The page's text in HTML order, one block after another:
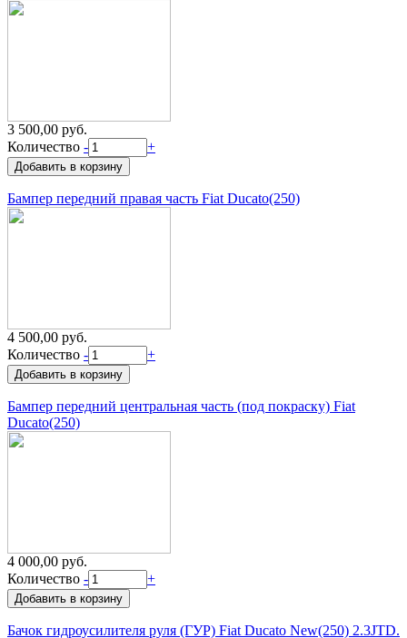
3 500,00 руб.
Количество - +
Бампер передний правая часть Fiat Ducato(250)
4 500,00 руб.
Количество - +
Бампер передний центральная часть (под покраску) Fiat
Ducato(250)
4 000,00 руб.
Количество - +
Бачок гидроусилителя руля (ГУР) Fiat Ducato New(250) 2.3JTD.